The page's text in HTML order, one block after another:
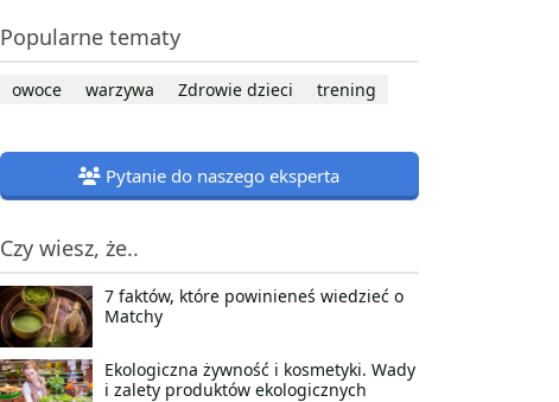
Popularne tematy
owoce warzywa Zdrowie dzieci trening
Pytanie do naszego eksperta
Czy wiesz, że..
7 faktów, które powinieneś wiedzieć o
Matchy
Ekologiczna żywność i kosmetyki. Wady
i zalety produktów ekologicznych